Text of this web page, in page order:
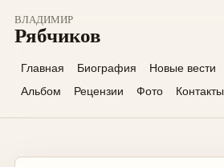
ВЛАДИМИР
Рябчиков
Главная Биография Новые вести
Альбом
Рецензии Фото Контакты